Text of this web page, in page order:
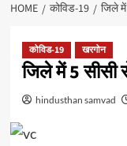
HOME कोविड-19 जिले में
कोविड-19 खरगोन
जिले में 5 सीसी
hindusthan samvad